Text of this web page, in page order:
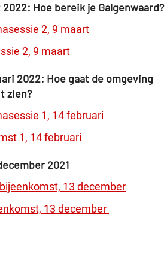
Hoe bereik je Galgenwaard?
2, 9 maart
2, 9 maart
2022: Hoe gaat de omgeving
zien?
1, 14 februari
1, 14 februari
2021
13 december
13 december